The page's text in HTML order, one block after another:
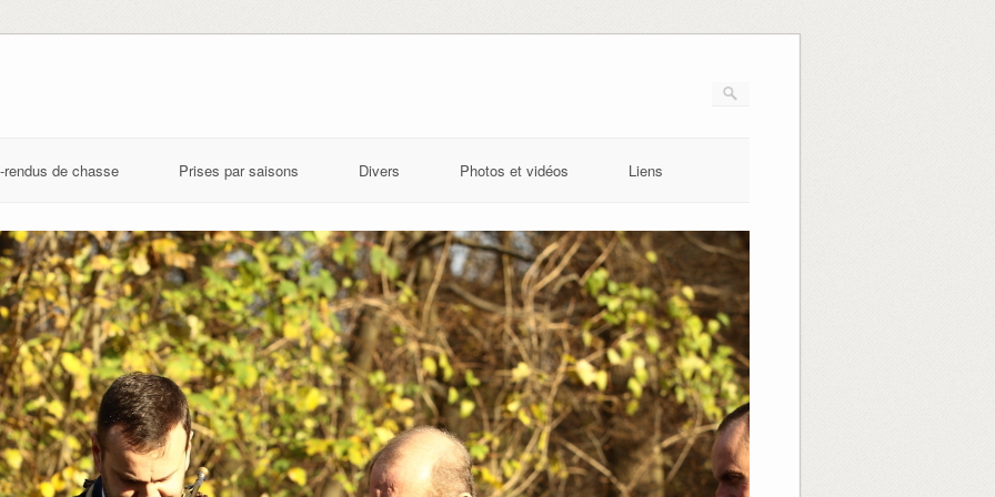
rendus de chasse Prises par saisons Divers Photos et vidéos Liens